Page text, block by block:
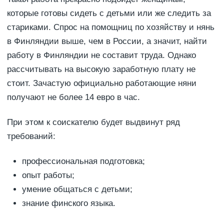
которые готовы сидеть с детьми или же следить за
стариками. Спрос на помощниц по хозяйству и нянь
в Финляндии выше, чем в России, а значит, найти
работу в Финляндии не составит труда. Однако
рассчитывать на высокую заработную плату не
стоит. Зачастую официально работающие няни
получают не более 14 евро в час.
При этом к соискателю будет выдвинут ряд
требований:
профессиональная подготовка;
опыт работы;
умение общаться с детьми;
знание финского языка.